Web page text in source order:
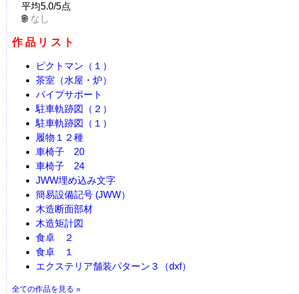
平均5.0/5点
なし
作品リスト
ピクトマン（１）
茶室（水屋・炉）
パイプサポート
駐車軌跡図（２）
駐車軌跡図（１）
履物１２種
車椅子 20
車椅子 24
JWW埋め込み文字
簡易設備記号 (JWW）
木造断面部材
木造矩計図
食卓 ２
食卓 １
エクステリア舗装パターン３（dxf）
全ての作品を見る »